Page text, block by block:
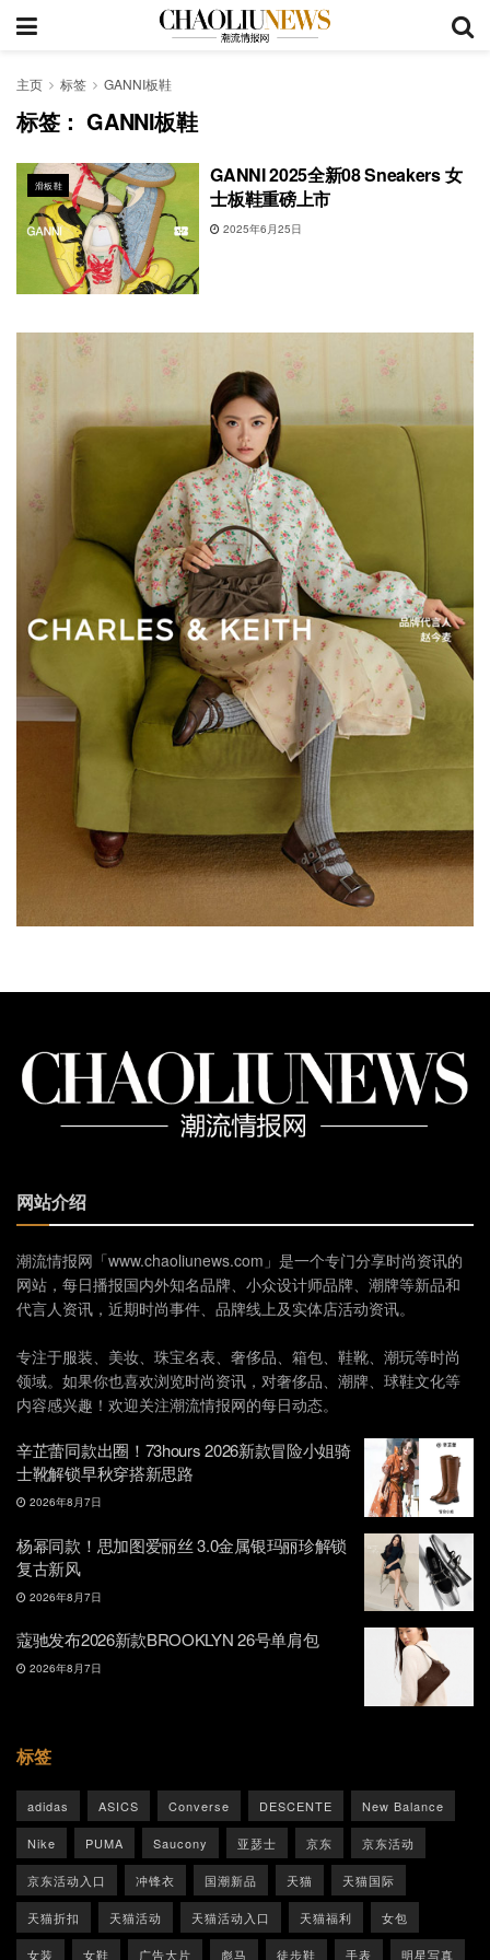
主页 标签 GANNI板鞋
标签：GANNI板鞋
滑板鞋
GANNI 2025全新08 Sneakers 女
士板鞋重磅上市
2025年6月25日
网站介绍
潮流情报网「www.chaoliunews.com」是一个专门分享时尚资讯的
网站，每日播报国内外知名品牌、小众设计师品牌、潮牌等新品和
代言人资讯，近期时尚事件、品牌线上及实体店活动资讯。
专注于服装、美妆、珠宝名表、奢侈品、箱包、鞋靴、潮玩等时尚
领域。如果你也喜欢浏览时尚资讯，对奢侈品、潮牌、球鞋文化等
内容感兴趣！欢迎关注潮流情报网的每日动态。
辛芷蕾同款出圈！73hours 2026新款冒险小姐骑
士靴解锁早秋穿搭新思路
2026年8月7日
杨幂同款！思加图爱丽丝 3.0金属银玛丽珍解锁
复古新风
2026年8月7日
蔻驰发布2026新款BROOKLYN 26号单肩包
2026年8月7日
标签
adidas ASICS Converse DESCENTE New Balance
Nike PUMA Saucony 亚瑟士 京东 京东活动
京东活动入口 冲锋衣 国潮新品 天猫 天猫国际
天猫折扣 天猫活动 天猫活动入口 天猫福利 女包
女装 女鞋 广告大片 彪马 徒步鞋 手表 明星写真